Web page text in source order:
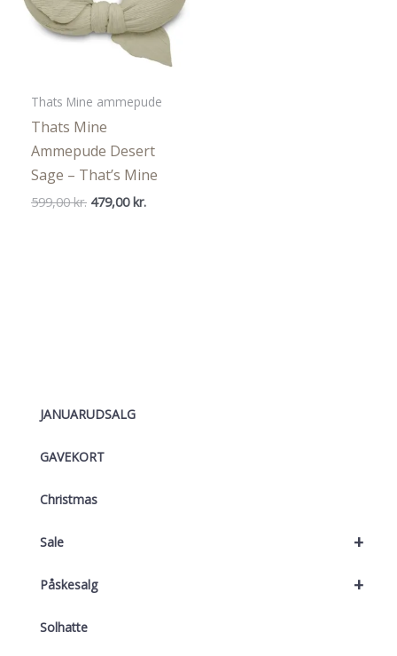
JANUARUDSALG
GAVEKORT
Christmas
+
Sale
+
Påskesalg
Solhatte
Thats Mine ammepude
Thats Mine
Ammepude Desert
Sage – That’s Mine
599,00kr. Den
479,00kr.Den